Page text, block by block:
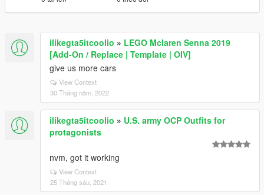
ilikegta5itcoolio » LEGO Mclaren Senna 2019
[Add-On / Replace | Template | OIV]
give us more cars
View Context
30 Tháng năm, 2022
ilikegta5itcoolio » U.S. army OCP Outfits for
protagonists
nvm, got it working
View Context
25 Tháng sáu, 2021